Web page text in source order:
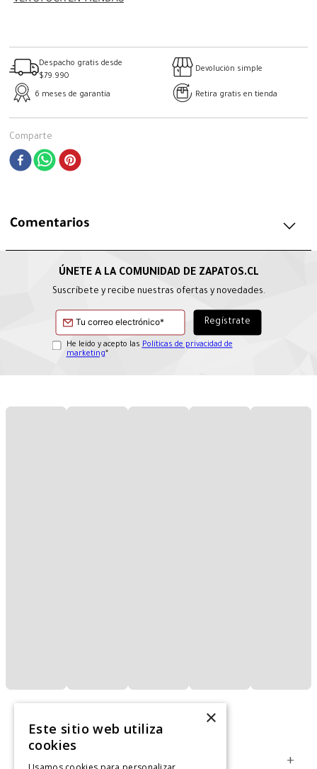
Despacho gratis desde
$79.990
Devolución simple
6 meses de garantía Retira gratis en tienda
Comparte
Comentarios
Suscríbete y recibe nuestras ofertas y novedades.
He leído y acepto las Políticas de privacidad de
marketing*
+
×
Este sitio web utiliza
cookies